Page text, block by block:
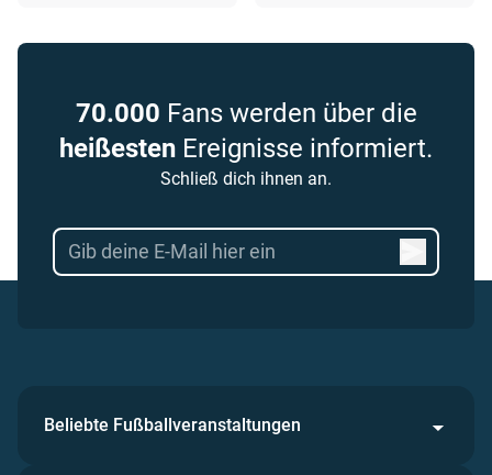
70.000 Fans werden über die
heißesten Ereignisse informiert.
Schließ dich ihnen an.
Beliebte Fußballveranstaltungen